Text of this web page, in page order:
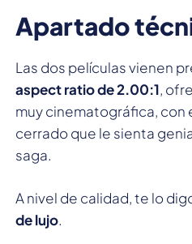
Apartado
Las dos películas vienen
aspect ratio de 2.00:1,
muy cinematográfica, con
cerrado que le sienta
saga.
A nivel de calidad, te lo
de lujo.